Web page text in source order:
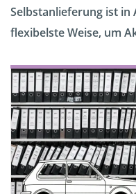
Selbstanlieferung ist in
flexibelste Weise, um